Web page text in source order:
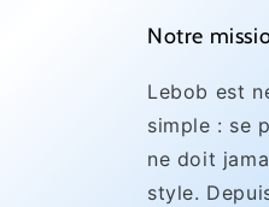
Notre
Lebob est
simple : se
ne doit
style.